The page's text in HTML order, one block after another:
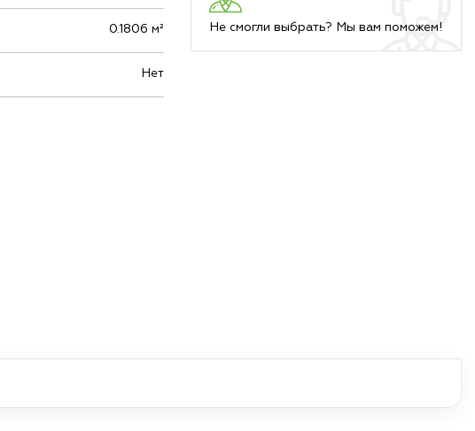
0.1806 м²
Нет
Не смогли выбрать? Мы вам поможем!